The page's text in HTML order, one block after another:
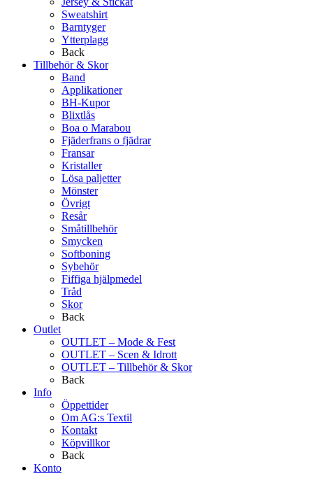
Sweatshirt
Barntyger
Ytterplagg
Back
Tillbehör & Skor
Band
Applikationer
BH-Kupor
Blixtlås
Boa o Marabou
Fjäderfrans o fjädrar
Fransar
Kristaller
Lösa paljetter
Mönster
Övrigt
Resår
Småtillbehör
Smycken
Softboning
Sybehör
Fiffiga hjälpmedel
Tråd
Skor
Back
Outlet
OUTLET – Mode & Fest
OUTLET – Scen & Idrott
OUTLET – Tillbehör & Skor
Back
Info
Öppettider
Om AG:s Textil
Kontakt
Köpvillkor
Back
Konto